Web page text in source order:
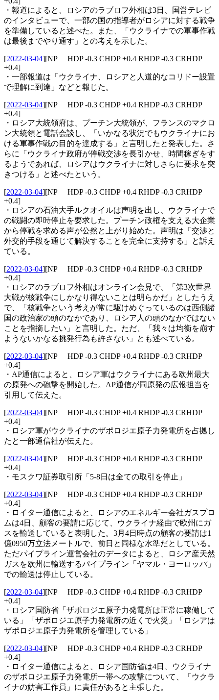
・報道によると、ロシアのラブロフ外相は3日、国営テレビ
のインタビューで、一部の国の指導者がロシアに対する戦争
を準備していると述べた。また、「ウクライナでの軍事作戦
は最後までやり通す」との考えを示した。
[2022-03-04][NP HDP -0.3 CHDP +0.4 RHDP -0.3 CRHDP
+0.4]
・一部報道は「ウクライナ、ロシアと人道的なコリドー設置
で理解に到達」などと報じた。
[2022-03-04][NP HDP -0.3 CHDP +0.4 RHDP -0.3 CRHDP
+0.4]
・ロシア大統領府は、プーチン大統領が、フランスのマクロ
ン大統領と電話会談し、「いかなる状況でもウクライナにお
ける軍事作戦の目的を達成する」と言明したと発表した。さ
らに「ウクライナ政府が停戦交渉を長引かせ、時間稼ぎをす
るようであれば、ロシアはウクライナに対しさらに要求を突
きつける」と述べたという。
[2022-03-04][NP HDP -0.3 CHDP +0.4 RHDP -0.3 CRHDP
+0.4]
・ロシアの石油大手ルクオイルは声明を出し、ウクライナで
の戦闘の即時停止を要求した。プーチン政権を支える大企業
から停戦を求める声が公然と上がり始めた。声明は「交渉と
外交的手段を通じて解決することを完全に支持する」と訴え
ている。
[2022-03-04][NP HDP -0.3 CHDP +0.4 RHDP -0.3 CRHDP
+0.4]
・ロシアのラブロフ外相はオンライン会見で、「第3次世界
大戦が核戦争にしかなり得ないことは明らかだ」としたうえ
で、「核戦争という考えが常に駆けめぐっているのは西側諸
国の政治家の頭のなかであり、ロシア人の頭のなかではない
ことを指摘したい」と言明した。ただ、「我々は均衡を崩す
ようないかなる挑発行為も許さない」とも述べている。
[2022-03-04][NP HDP -0.3 CHDP +0.4 RHDP -0.3 CRHDP
+0.4]
・AP通信によると、ロシア軍はウクライナにある欧州最大
の原発への砲撃を開始した。AP通信が同原発の広報担当を
引用して伝えた。
[2022-03-04][NP HDP -0.3 CHDP +0.4 RHDP -0.3 CRHDP
+0.4]
・ロシア軍がウクライナのザポロジエ原子力発電所を占拠し
たと一部通信社が伝えた。
[2022-03-04][NP HDP -0.3 CHDP +0.4 RHDP -0.3 CRHDP
+0.4]
・モスクワ証券取引所「5-8日は全ての取引を停止」
[2022-03-04][NP HDP -0.3 CHDP +0.4 RHDP -0.3 CRHDP
+0.4]
・ロイター通信によると、ロシアのエネルギー会社ガスプロ
ムは4日、顧客の要請に応じて、ウクライナ経由で欧州にガ
スを輸送していると表明した。3月4日時点の顧客の要請は1
億0950万立法メートルで、前日と同様な水準だとしている。
ただパイプライン運営会社のデータによると、ロシア産天然
ガスを欧州に輸送するパイプライン「ヤマル・ヨーロッパ」
での輸送は停止している。
[2022-03-04][NP HDP -0.3 CHDP +0.4 RHDP -0.3 CRHDP
+0.4]
・ロシア国防省「ザポロジエ原子力発電所は正常に稼働して
いる」「ザポロジエ原子力発電所の近くで火災」「ロシアは
ザポロジエ原子力発電所を管理している」
[2022-03-04][NP HDP -0.3 CHDP +0.4 RHDP -0.3 CRHDP
+0.4]
・ロイター通信によると、ロシア国防省は4日、ウクライナ
のザポロジエ原子力発電所一帯への攻撃について、「ウクラ
イナの妨害工作員」に責任があると主張した。